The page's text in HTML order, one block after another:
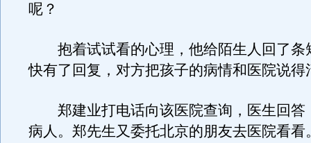
呢？
抱着试试看的心理，他给陌生人回了条
快有了回复，对方把孩子的病情和医院说得
郑建业打电话向该医院查询，医生回答
病人。郑先生又委托北京的朋友去医院看看